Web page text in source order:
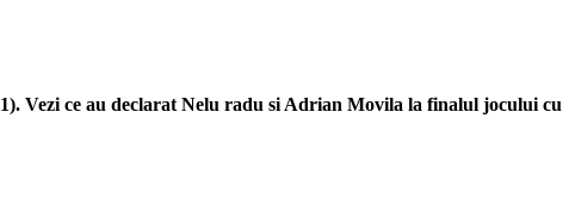
Vezi ce au declarat Nelu radu si Adrian Movila la finalul jocului cu